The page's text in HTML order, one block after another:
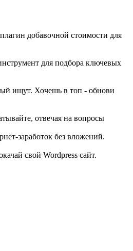
добавочной стоимости для
для подбора ключевых
ищут. Хочешь в топ - обнови
отвечая на вопросы
заработок без вложений.
свой Wordpress сайт.